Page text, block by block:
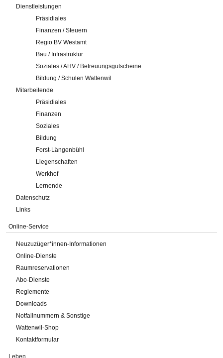
Dienstleistungen
Präsidiales
Finanzen / Steuern
Regio BV Westamt
Bau / Infrastruktur
Soziales / AHV / Betreuungsgutscheine
Bildung / Schulen Wattenwil
Mitarbeitende
Präsidiales
Finanzen
Soziales
Bildung
Forst-Längenbühl
Liegenschaften
Werkhof
Lernende
Datenschutz
Links
Online-Service
Neuzuzüger*innen-Informationen
Online-Dienste
Raumreservationen
Abo-Dienste
Reglemente
Downloads
Notfallnummern & Sonstige
Wattenwil-Shop
Kontaktformular
Leben